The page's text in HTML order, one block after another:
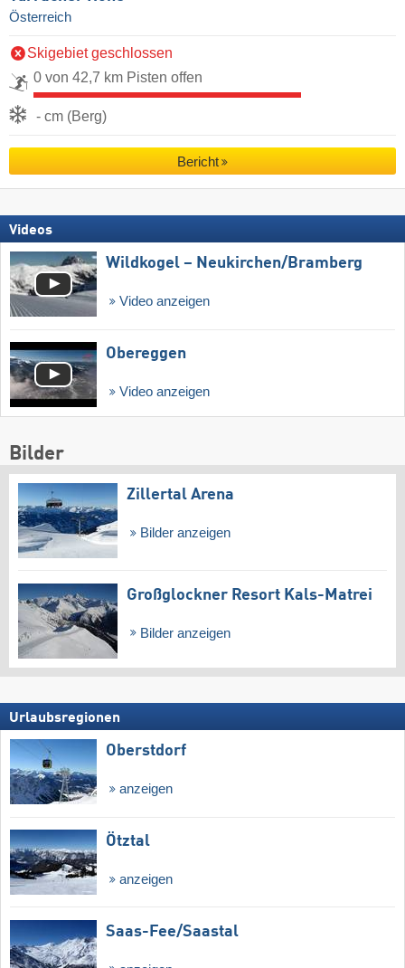
Österreich
Skigebiet geschlossen
0 von 42,7 km Pisten offen
- cm (Berg)
Bericht
Videos
Wildkogel – Neukirchen/​Bramberg
Video anzeigen
Obereggen
Video anzeigen
Bilder
Zillertal Arena
Bilder anzeigen
Großglockner Resort Kals-Matrei
Bilder anzeigen
Urlaubsregionen
Oberstdorf
anzeigen
Ötztal
anzeigen
Saas-Fee/​Saastal